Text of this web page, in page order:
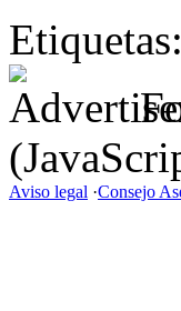
Etiquetas:
Aviso legal ·Consejo